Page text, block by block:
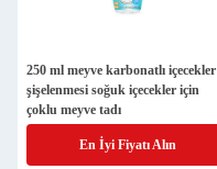
250 ml meyve karbonatlı içecekler
şişelenmesi soğuk içecekler için
çoklu meyve tadı
En İyi Fiyatı Alın